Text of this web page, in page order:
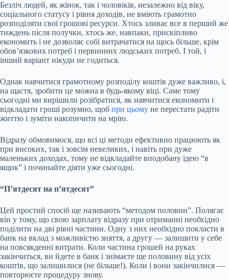
Безліч людей, як жінок, так і чоловіків, незалежно від віку,
соціального статусу і рівня доходів, не вміють грамотно
розподіляти свої грошові ресурси. Хтось зливає все в перший же
тиждень після получки, хтось же, навпаки, прискіпливо
економить і не дозволяє собі витрачатися на щось більше, крім
обов’язкових потреб і первинних людських потреб. І той, і
інший варіант нікуди не годиться.
Однак навчитися грамотному розподілу коштів дуже важливо, і,
на щастя, зробити це можна в будь-якому віці. Саме тому
сьогодні ми вирішили розібратися, як навчитися економити і
відкладати гроші розумно, щоб при цьому не перестати радіти
життю і зуміти накопичити на мрію.
Відразу обмовимося, що всі ці методи ефективно працюють як
при високих, так і зовсім невеликих, і навіть при дуже
маленьких доходах, тому не відкладайте вподобану ідею “в
ящик” і починайте діяти уже сьогодні.
“П’ятдесят на п’ятдесят”
Цей простий спосіб ще називають “методом половин”. Полягає
він у тому, що свою зарплату відразу при отриманні необхідно
поділити на дві рівні частини. Одну з них необхідно покласти в
банк на вклад з можливістю зняття, а другу — залишити у себе
на повсякденні витрати. Коли частина грошей на руках
закінчиться, ви йдете в банк і знімаєте ще половину від усіх
коштів, що залишилися (не більше!). Коли і вони закінчилися —
повторюєте процедуру знову.